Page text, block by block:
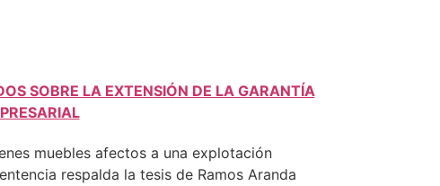
SOBRE LA EXTENSIÓN DE LA GARANTÍA
muebles afectos a una explotación
respalda la tesis de Ramos Aranda